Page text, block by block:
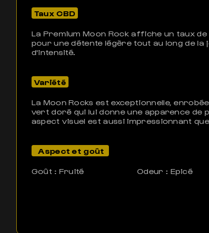
Taux CBD
La Premium Moon Rock affiche un taux
pour une détente légère tout au long de la
d'intensité.
Variété
La Moon Rocks est exceptionnelle,
vert doré qui lui donne une apparence de
aspect visuel est aussi impressionnant que
Aspect et goût
Goût : Fruité Odeur : Epicé